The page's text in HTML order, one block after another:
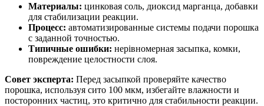
Материалы: цинковая соль, диоксид марганца, добавки
для стабилизации реакции.
Процесс: автоматизированные системы подачи порошка
с заданной точностью.
Типичные ошибки: нерівномерная засыпка, комки,
повреждение целостности слоя.
Совет эксперта: Перед засыпкой проверяйте качество
порошка, используя сито 100 мкм, избегайте влажности и
посторонних частиц, это критично для стабильности реакции.